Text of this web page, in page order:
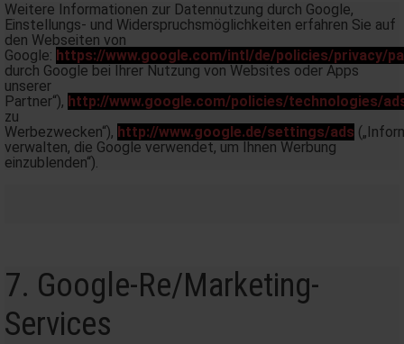
Weitere Informationen zur Datennutzung durch Google,
Einstellungs- und Widerspruchsmöglichkeiten erfahren Sie auf
den Webseiten von
Google: https://www.google.com/intl/de/policies/privacy/
durch Google bei Ihrer Nutzung von Websites oder Apps
unserer
Partner“), http://www.google.com/policies/technologies/
zu
Werbezwecken“), http://www.google.de/settings/ads
verwalten, die Google verwendet, um Ihnen Werbung
einzublenden“).
7. Google-Re/Marketing-
Services